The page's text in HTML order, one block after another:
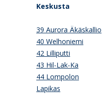
Keskusta
39 Aurora Äkäskallio
40 Welhoniemi
42 Lilliputti
43 Hil-Lak-Ka
44 Lompolon
Lapikas